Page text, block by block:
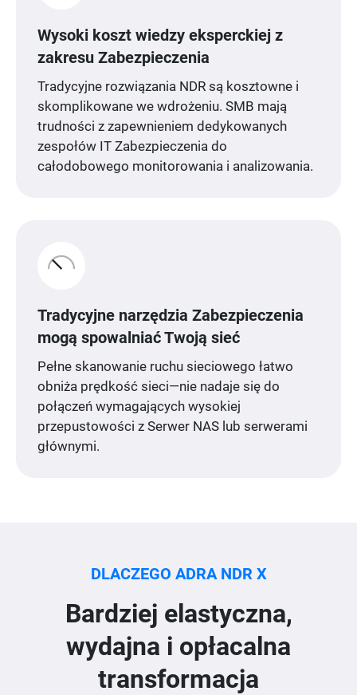
Wysoki koszt wiedzy eksperckiej z
zakresu Zabezpieczenia
Tradycyjne rozwiązania NDR są kosztowne i
skomplikowane we wdrożeniu. SMB mają
trudności z zapewnieniem dedykowanych
zespołów IT Zabezpieczenia do
całodobowego monitorowania i analizowania.
Tradycyjne narzędzia Zabezpieczenia
mogą spowalniać Twoją sieć
Pełne skanowanie ruchu sieciowego łatwo
obniża prędkość sieci—nie nadaje się do
połączeń wymagających wysokiej
przepustowości z Serwer NAS lub serwerami
głównymi.
DLACZEGO ADRA NDR X
Bardziej elastyczna,
wydajna i opłacalna
transformacja